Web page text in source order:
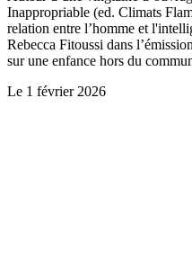
Inappropriable (ed. Climats
relation entre l’homme et
Rebecca Fitoussi dans
sur une enfance hors du
Le 1 février 2026